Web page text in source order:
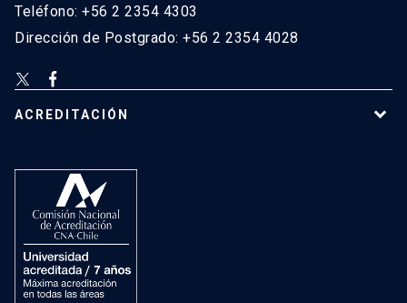
Teléfono: +56 2 2354 4303
Dirección de Postgrado: +56 2 2354 4028
ACREDITACIÓN